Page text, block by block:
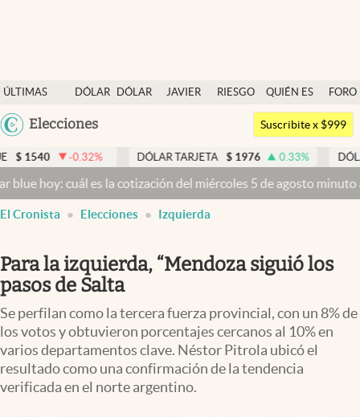
ÚLTIMAS
NOTICIAS
DÓLAR
DÓLAR
JAVIER
RIESGO
QUIÉN ES
QUIÉN
FORO
Argentina
México
Elecciones
Dólar
Members
Economía y Política
Finanzas y Mercados
Mercados Online
Columnistas
Otras secciones
Apertura
Infotechnology
Suscribite x $999
-0.32% DÓLAR TARJETA $ 1976 0.33% DÓLAR MEP $
es la cotización del miércoles 5 de agosto minuto a minuto
El Cronista Elecciones Izquierda
Para la izquierda, “Mendoza siguió los
pasos de Salta
Se perfilan como la tercera fuerza provincial, con un 8% de
los votos y obtuvieron porcentajes cercanos al 10% en
varios departamentos clave. Néstor Pitrola ubicó el
resultado como una confirmación de la tendencia
verificada en el norte argentino.